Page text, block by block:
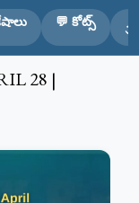
💬 కోట్స్ 🕉️
28 |